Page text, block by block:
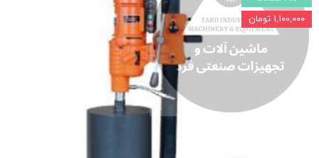
۱,۱۰۰,۰۰۰ تومان